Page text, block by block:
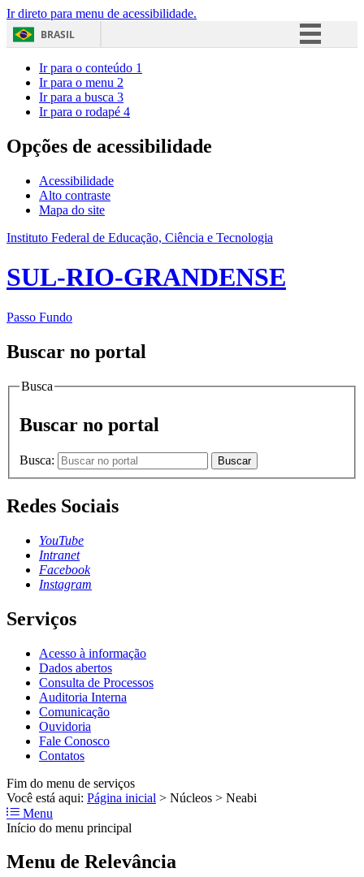
Ir direto para menu de acessibilidade.
BRASIL
Acesso à informação
Ir para o conteúdo 1
Ir para o menu 2
Ir para a busca 3
Ir para o rodapé 4
Opções de acessibilidade
Acessibilidade
Alto contraste
Mapa do site
Instituto Federal de Educação, Ciência e Tecnologia
SUL-RIO-GRANDENSE
Passo Fundo
Buscar no portal
Busca
Buscar no portal
Busca: Buscar
Redes Sociais
YouTube
Intranet
Facebook
Instagram
Serviços
Acesso à informação
Dados abertos
Consulta de Processos
Auditoria Interna
Comunicação
Ouvidoria
Fale Conosco
Contatos
Fim do menu de serviços
Você está aqui: Página inicial > Núcleos > Neabi
Menu
Início do menu principal
Menu de Relevância